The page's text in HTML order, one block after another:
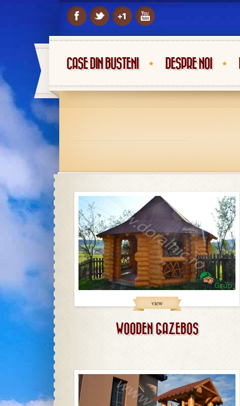
CASE DIN BUSTENI DESPRE NOI
view
WOODEN GAZEBOS